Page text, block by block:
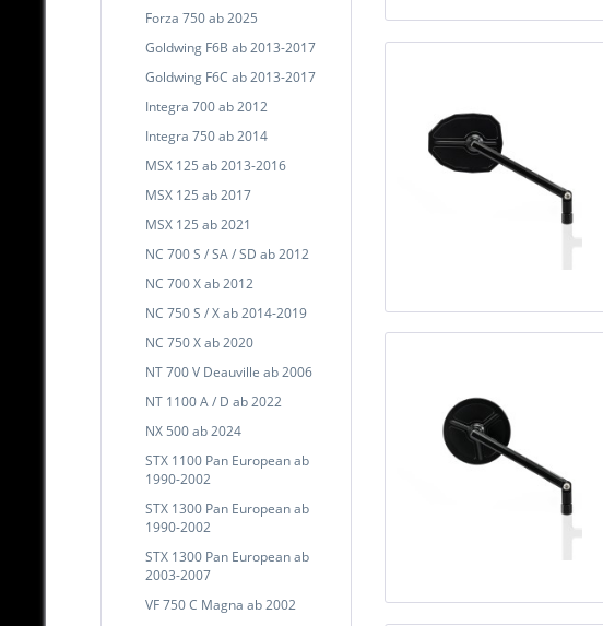
Forza 750 ab 2025
Goldwing F6B ab 2013-2017
Goldwing F6C ab 2013-2017
Integra 700 ab 2012
Integra 750 ab 2014
MSX 125 ab 2013-2016
MSX 125 ab 2017
MSX 125 ab 2021
NC 700 S / SA / SD ab 2012
NC 700 X ab 2012
NC 750 S / X ab 2014-2019
NC 750 X ab 2020
NT 700 V Deauville ab 2006
NT 1100 A / D ab 2022
NX 500 ab 2024
STX 1100 Pan European ab
1990-2002
STX 1300 Pan European ab
1990-2002
STX 1300 Pan European ab
2003-2007
VF 750 C Magna ab 2002